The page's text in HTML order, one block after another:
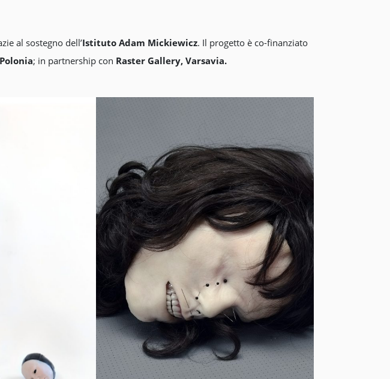
al sostegno dell’Istituto Adam Mickiewicz. Il progetto è co-finanziato
; in partnership con Raster Gallery, Varsavia.